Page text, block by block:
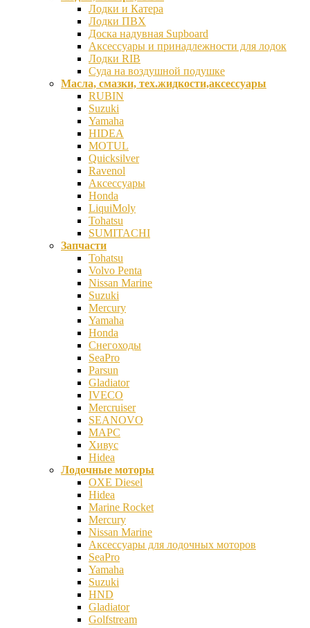
Лодки и Катера
Лодки ПВХ
Доска надувная Supboard
Аксессуары и принадлежности для лодок
Лодки RIB
Суда на воздушной подушке
Масла, смазки, тех.жидкости,аксессуары
RUBIN
Suzuki
Yamaha
HIDEA
MOTUL
Quicksilver
Ravenol
Аксессуары
Honda
LiquiMoly
Tohatsu
SUMITACHI
Запчасти
Tohatsu
Volvo Penta
Nissan Marine
Suzuki
Mercury
Yamaha
Honda
Снегоходы
SeaPro
Parsun
Gladiator
IVECO
Mercruiser
SEANOVO
МАРС
Хивус
Hidea
Лодочные моторы
OXE Diesel
Hidea
Marine Rocket
Mercury
Nissan Marine
Аксесcуары для лодочных моторов
SeaPro
Yamaha
Suzuki
HND
Gladiator
Golfstream